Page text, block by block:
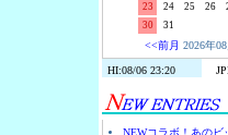
23
24 25 26
30
31
<<前月 2026年08
NEWコラボ！あのビ